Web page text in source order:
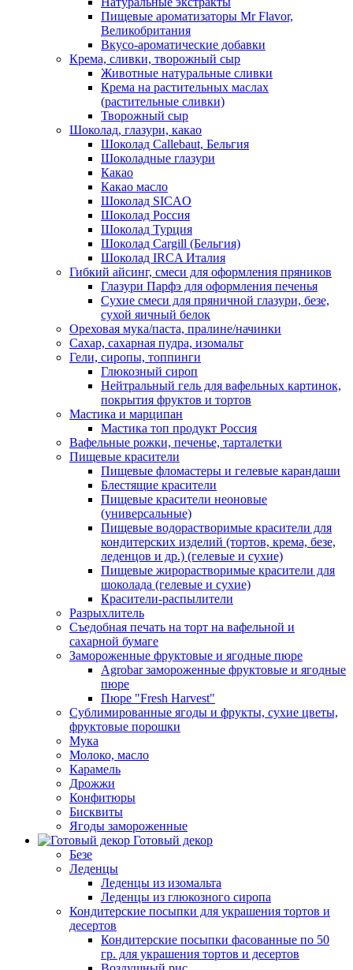
Пищевые ароматизаторы Mr Flavor,
Великобритания
Вкусо-ароматические добавки
Крема, сливки, творожный сыр
Животные натуральные сливки
Крема на растительных маслах
(растительные сливки)
Творожный сыр
Шоколад, глазури, какао
Шоколад Callebaut, Бельгия
Шоколадные глазури
Какао
Какао масло
Шоколад SICAO
Шоколад Россия
Шоколад Турция
Шоколад Cargill (Бельгия)
Шоколад IRCA Италия
Гибкий айсинг, смеси для оформления пряников
Глазури Парфэ для оформления печенья
Сухие смеси для пряничной глазури, безе,
сухой яичный белок
Ореховая мука/паста, пралине/начинки
Сахар, сахарная пудра, изомальт
Гели, сиропы, топпинги
Глюкозный сироп
Нейтральный гель для вафельных картинок,
покрытия фруктов и тортов
Мастика и марципан
Мастика топ продукт Россия
Вафельные рожки, печенье, тарталетки
Пищевые красители
Пищевые фломастеры и гелевые карандаши
Блестящие красители
Пищевые красители неоновые
(универсальные)
Пищевые водорастворимые красители для
кондитерских изделий (тортов, крема, безе,
леденцов и др.) (гелевые и сухие)
Пищевые жирорастворимые красители для
шоколада (гелевые и сухие)
Красители-распылители
Разрыхлитель
Съедобная печать на торт на вафельной и
сахарной бумаге
Замороженные фруктовые и ягодные пюре
Agrobar замороженные фруктовые и ягодные
пюре
Пюре "Fresh Harvest"
Сублимированные ягоды и фрукты, сухие цветы,
фруктовые порошки
Мука
Молоко, масло
Карамель
Дрожжи
Конфитюры
Бисквиты
Ягоды замороженные
Готовый декор
Безе
Леденцы
Леденцы из изомальта
Леденцы из глюкозного сиропа
Кондитерские посыпки для украшения тортов и
десертов
Кондитерские посыпки фасованные по 50
гр. для украшения тортов и десертов